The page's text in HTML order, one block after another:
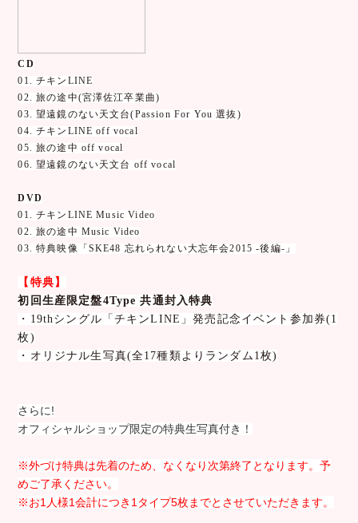
CD
01. チキンLINE
02. 旅の途中(宮澤佐江卒業曲)
03. 望遠鏡のない天文台(Passion For You 選抜)
04. チキンLINE off vocal
05. 旅の途中 off vocal
06. 望遠鏡のない天文台 off vocal
DVD
01. チキンLINE Music Video
02. 旅の途中 Music Video
03. 特典映像「SKE48 忘れられない大忘年会2015 -後編-」
【特典】
初回生産限定盤4Type 共通封入特典
・19thシングル「チキンLINE」発売記念イベント参加券(1
枚)
・オリジナル生写真(全17種類よりランダム1枚)
さらに!
オフィシャルショップ限定の特典生写真付き！
※外づけ特典は先着のため、 なくなり次第終了となります。予
めご了承ください。
※お1人様1会計につき1タイプ5枚までとさせていただきます。